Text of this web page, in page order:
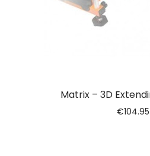
Matrix – 3D
€104.95